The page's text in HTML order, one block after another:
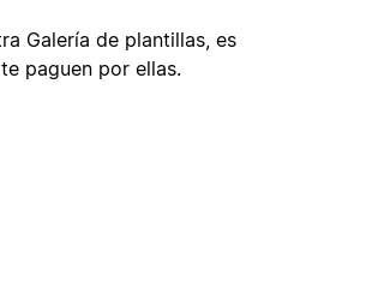
Galería de plantillas, es
paguen por ellas.